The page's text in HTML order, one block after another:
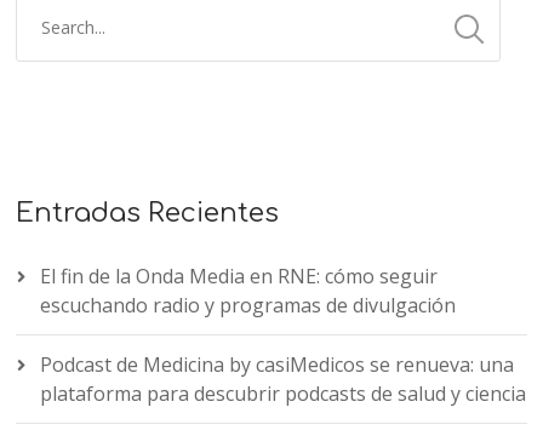
Entradas Recientes
El fin de la Onda Media en RNE: cómo seguir
escuchando radio y programas de divulgación
Podcast de Medicina by casiMedicos se renueva: una
plataforma para descubrir podcasts de salud y ciencia